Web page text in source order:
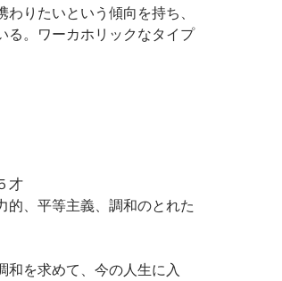
りたいという傾向を持ち、
る。ワーカホリックなタイプ
才
、平等主義、調和のとれた
和を求めて、今の人生に入